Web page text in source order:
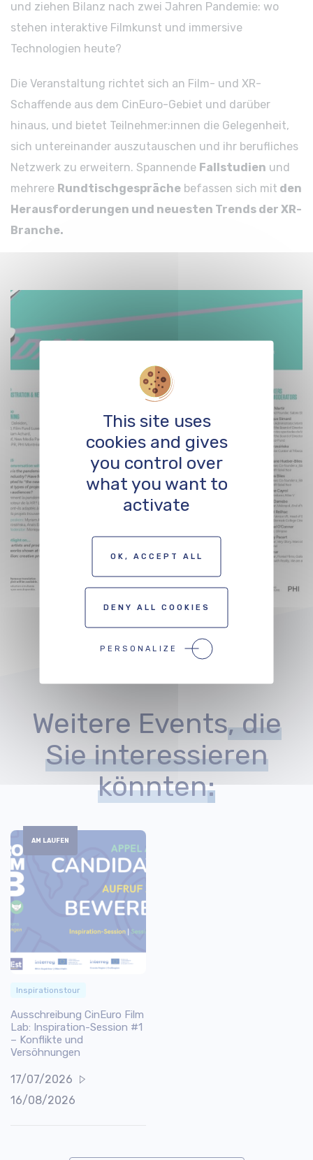
und ziehen Bilanz nach zwei Jahren Pandemie: wo
stehen interaktive Filmkunst und immersive
Technologien heute?
Die Veranstaltung richtet sich an Film- und XR-
Schaffende aus dem CinEuro-Gebiet und darüber
hinaus, und bietet Teilnehmer:innen die Gelegenheit,
sich untereinander auszutauschen und ihr berufliches
Netzwerk zu erweitern. Spannende Fallstudien und
mehrere Rundtischgespräche befassen sich mit den
Herausforderungen und neuesten Trends der XR-
Branche.
Weitere Events, die
Sie interessieren
könnten:
AM LAUFEN
Inspirationstour
Ausschreibung CinEuro Film
Lab: Inspiration-Session #1
– Konflikte und
Versöhnungen
17/07/2026
16/08/2026
This site uses
cookies and gives
you control over
what you want to
activate
OK, ACCEPT ALL
DENY ALL COOKIES
PERSONALIZE